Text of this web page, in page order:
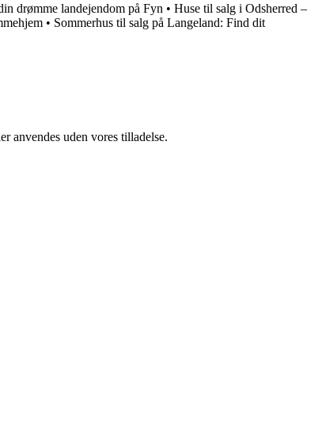
drømme landejendom på Fyn • Huse til salg i Odsherred –
• Sommerhus til salg på Langeland: Find dit
anvendes uden vores tilladelse.